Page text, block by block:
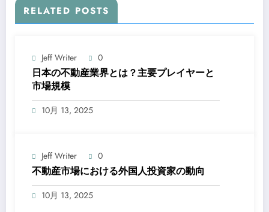
RELATED POSTS
Jeff Writer 0
日本の不動産業界とは？主要プレイヤーと
市場規模
10月 13, 2025
Jeff Writer 0
不動産市場における外国人投資家の動向
10月 13, 2025